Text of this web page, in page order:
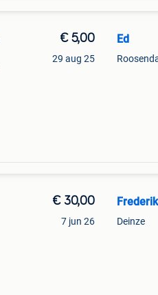
€ 5,00
29 aug 25
Ed
€ 30,00
7 jun 26 Deinze